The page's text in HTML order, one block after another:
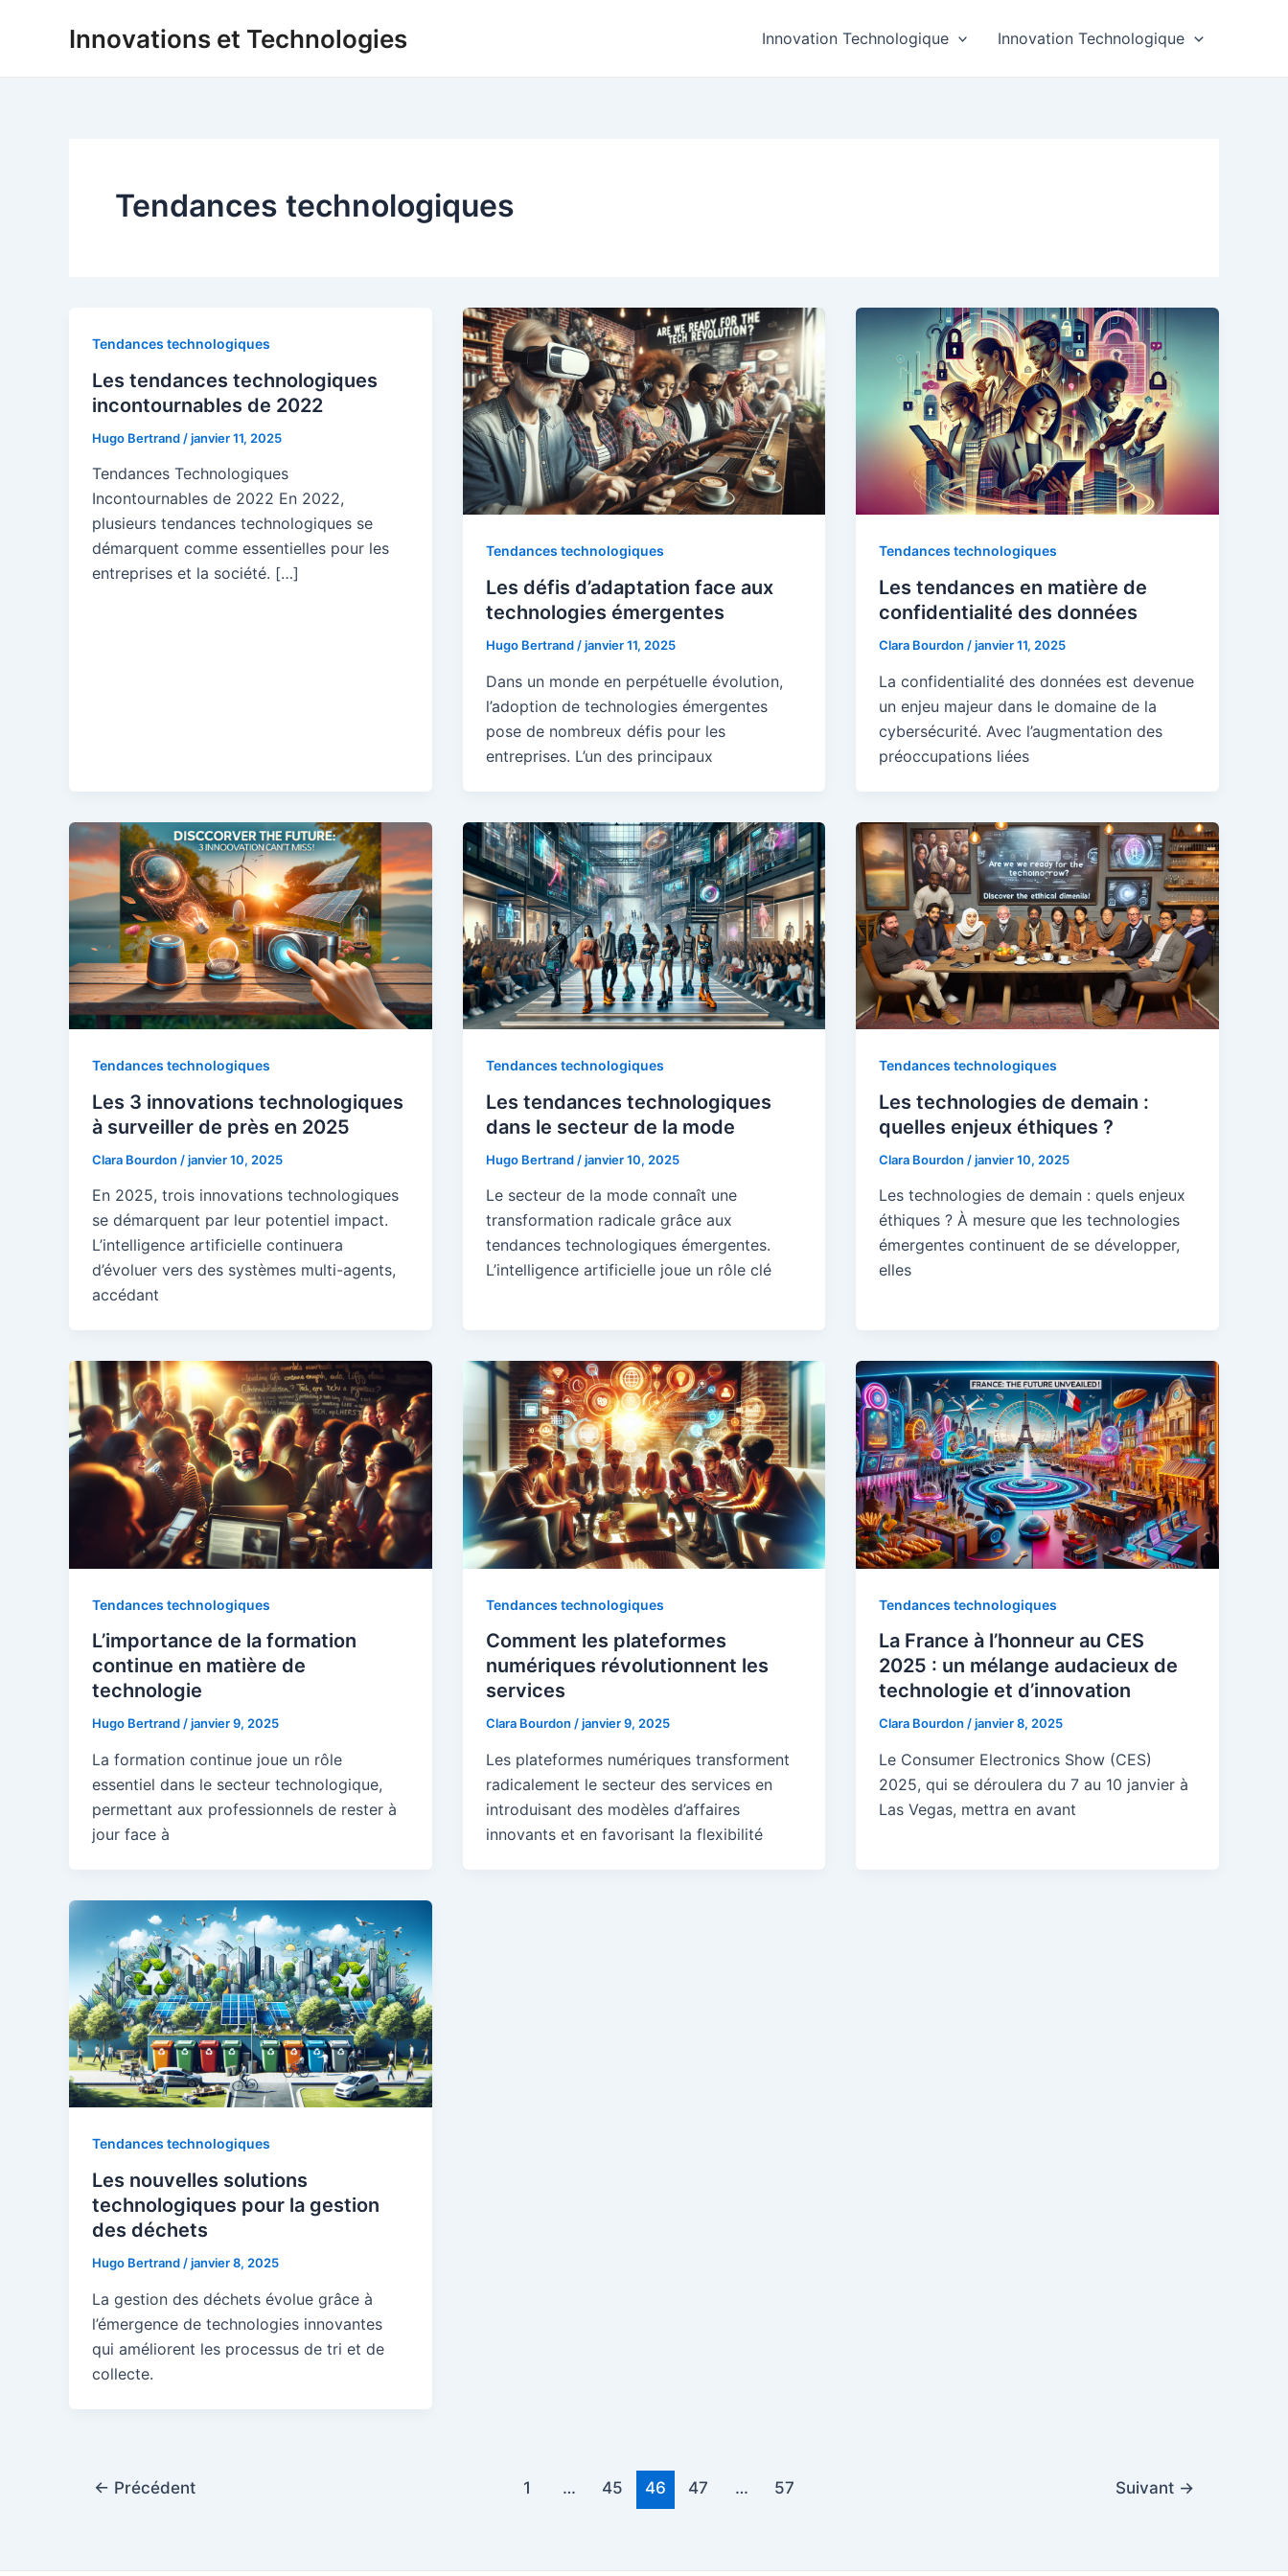
Innovations et Technologies Innovation Technologique Innovation Technologique
Tendances technologiques
Tendances technologiques
Les tendances technologiques
incontournables de 2022
Hugo Bertrand /janvier 11, 2025
Tendances Technologiques
Incontournables de 2022 En 2022,
plusieurs tendances technologiques se
démarquent comme essentielles pour les
entreprises et la société. […]
Tendances technologiques
Les défis d’adaptation face aux
technologies émergentes
Hugo Bertrand /janvier 11, 2025
Dans un monde en perpétuelle évolution,
l’adoption de technologies émergentes
pose de nombreux défis pour les
entreprises. L’un des principaux
Tendances technologiques
Les tendances en matière de
confidentialité des données
Clara Bourdon /janvier 11, 2025
La confidentialité des données est devenue
un enjeu majeur dans le domaine de la
cybersécurité. Avec l’augmentation des
préoccupations liées
Tendances technologiques
Les 3 innovations technologiques
à surveiller de près en 2025
Clara Bourdon /janvier 10, 2025
En 2025, trois innovations technologiques
se démarquent par leur potentiel impact.
L’intelligence artificielle continuera
d’évoluer vers des systèmes multi-agents,
accédant
Tendances technologiques
Les tendances technologiques
dans le secteur de la mode
Hugo Bertrand /janvier 10, 2025
Le secteur de la mode connaît une
transformation radicale grâce aux
tendances technologiques émergentes.
L’intelligence artificielle joue un rôle clé
Tendances technologiques
Les technologies de demain :
quelles enjeux éthiques ?
Clara Bourdon /janvier 10, 2025
Les technologies de demain : quels enjeux
éthiques ? À mesure que les technologies
émergentes continuent de se développer,
elles
Tendances technologiques
L’importance de la formation
continue en matière de
technologie
Hugo Bertrand/janvier 9, 2025
La formation continue joue un rôle
essentiel dans le secteur technologique,
permettant aux professionnels de rester à
jour face à
Tendances technologiques
Comment les plateformes
numériques révolutionnent les
services
Clara Bourdon /janvier 9, 2025
Les plateformes numériques transforment
radicalement le secteur des services en
introduisant des modèles d’affaires
innovants et en favorisant la flexibilité
Tendances technologiques
La France à l’honneur au CES
2025 : un mélange audacieux de
technologie et d’innovation
Clara Bourdon/janvier 8, 2025
Le Consumer Electronics Show (CES)
2025, qui se déroulera du 7 au 10 janvier à
Las Vegas, mettra en avant
Tendances technologiques
Les nouvelles solutions
technologiques pour la gestion
des déchets
Hugo Bertrand /janvier 8, 2025
La gestion des déchets évolue grâce à
l’émergence de technologies innovantes
qui améliorent les processus de tri et de
collecte.
Pagination
← Précédent 1 … 45 46 47 … 57 Suivant →